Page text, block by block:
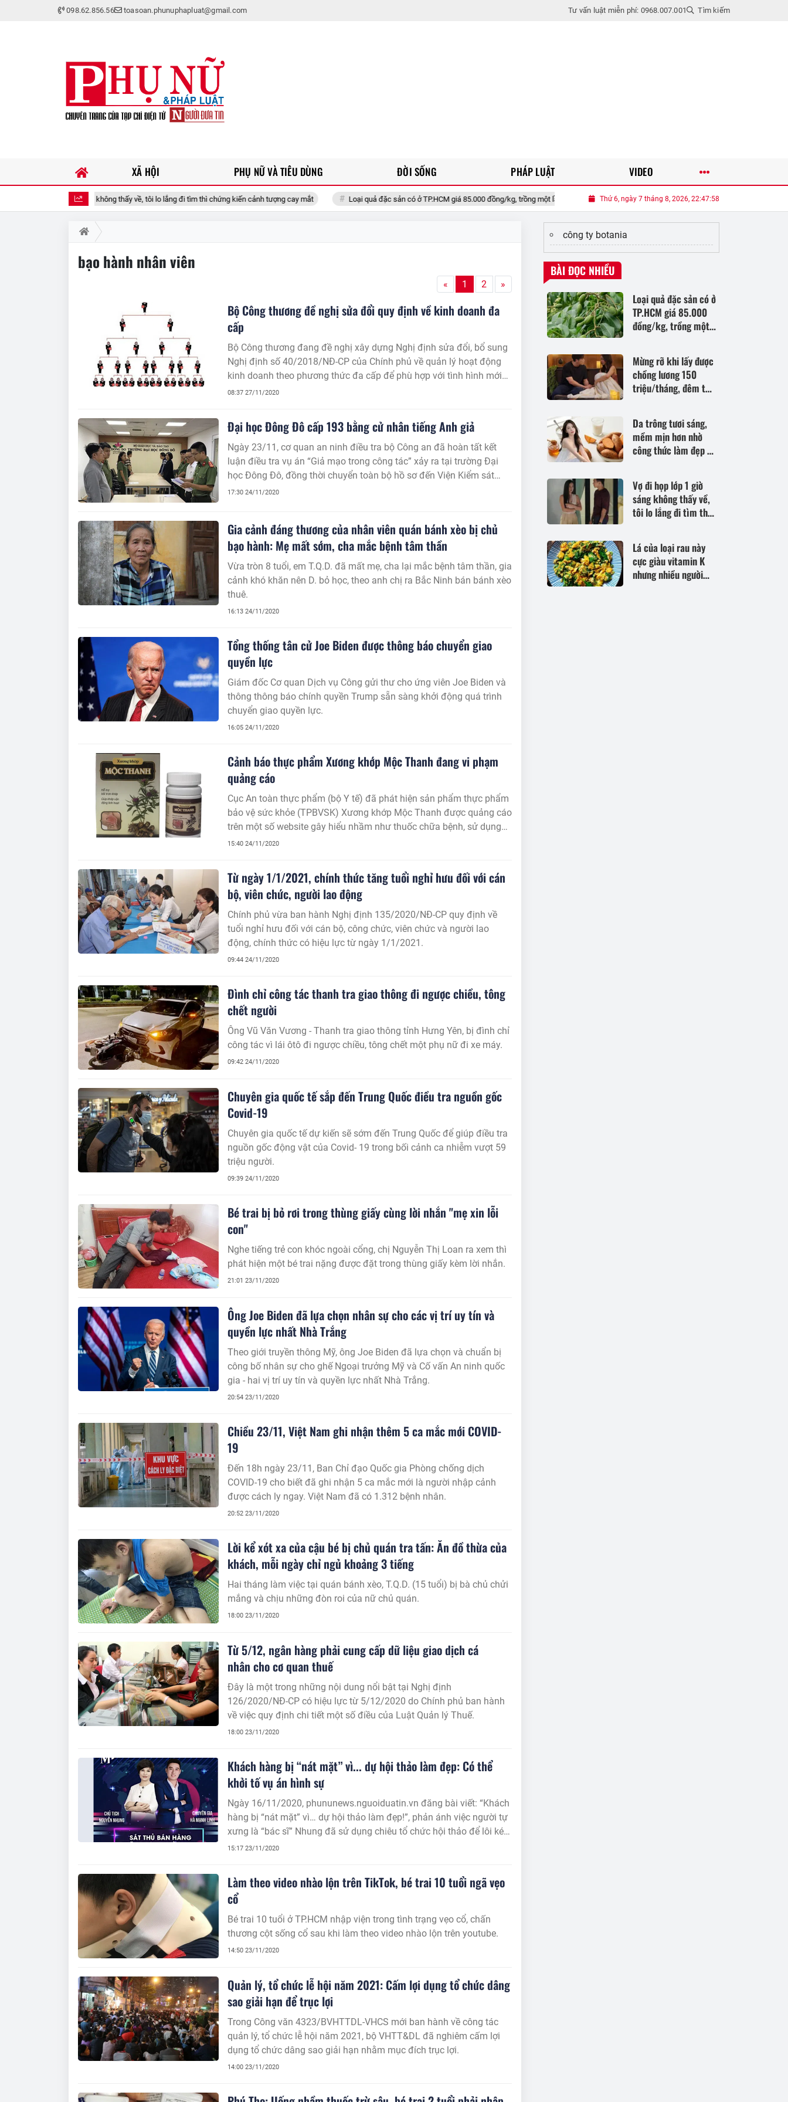
098.62.856.56 toasoan.phunuphapluat@gmail.com Tư vấn luật miễn phí: 0968.007.001 Tìm kiếm
1 giờ sáng không thấy về, tôi lo lắng đi tìm thì chứng kiến cảnh tượng cay mắt Loại quả đặc sản có ở TP.HCM giá 85.000 đồng/kg, trồng một lần ăn nhiều năm, vào chậu làm bonsai còn hút lộc Mừng rỡ khi lấy được
Thứ 6, ngày 7 tháng 8, 2026, 22:47:59
XÃ HỘI PHỤ NỮ VÀ TIÊU DÙNG ĐỜI SỐNG PHÁP LUẬT VIDEO
bạo hành nhân viên
« 1 2 »
Bộ Công thương đề nghị sửa đổi quy định về kinh doanh đa
cấp
Bộ Công thương đang đề nghị xây dựng Nghị định sửa đổi, bổ sung
Nghị định số 40/2018/NĐ-CP của Chính phủ về quản lý hoạt động
kinh doanh theo phương thức đa cấp để phù hợp với tình hình mới
hiện nay.
08:37 27/11/2020
Đại học Đông Đô cấp 193 bằng cử nhân tiếng Anh giả
Ngày 23/11, cơ quan an ninh điều tra bộ Công an đã hoàn tất kết
luận điều tra vụ án “Giả mạo trong công tác” xảy ra tại trường Đại
học Đông Đô, đồng thời chuyển toàn bộ hồ sơ đến Viện Kiểm sát
nhân dân tối cao đề nghị truy tố 10 bị can là cựu cán bộ trường Đại
17:30 24/11/2020
Gia cảnh đáng thương của nhân viên quán bánh xèo bị chủ
bạo hành: Mẹ mất sớm, cha mắc bệnh tâm thần
Vừa tròn 8 tuổi, em T.Q.D. đã mất mẹ, cha lại mắc bệnh tâm thần, gia
cảnh khó khăn nên D. bỏ học, theo anh chị ra Bắc Ninh bán bánh xèo
thuê.
16:13 24/11/2020
Tổng thống tân cử Joe Biden được thông báo chuyển giao
quyền lực
Giám đốc Cơ quan Dịch vụ Công gửi thư cho ứng viên Joe Biden và
thông thông báo chính quyền Trump sẵn sàng khởi động quá trình
chuyển giao quyền lực.
16:05 24/11/2020
Cảnh báo thực phẩm Xương khớp Mộc Thanh đang vi phạm
quảng cáo
Cục An toàn thực phẩm (bộ Y tế) đã phát hiện sản phẩm thực phẩm
bảo vệ sức khỏe (TPBVSK) Xương khớp Mộc Thanh được quảng cáo
trên một số website gây hiểu nhầm như thuốc chữa bệnh, sử dụng
trái phép hình ảnh của nhân viên y tế, lừa dối người tiêu dùng, vi
15:40 24/11/2020
Từ ngày 1/1/2021, chính thức tăng tuổi nghỉ hưu đối với cán
bộ, viên chức, người lao động
Chính phủ vừa ban hành Nghị định 135/2020/NĐ-CP quy định về
tuổi nghỉ hưu đối với cán bộ, công chức, viên chức và người lao
động, chính thức có hiệu lực từ ngày 1/1/2021.
09:44 24/11/2020
Đình chỉ công tác thanh tra giao thông đi ngược chiều, tông
chết người
Ông Vũ Văn Vương - Thanh tra giao thông tỉnh Hưng Yên, bị đình chỉ
công tác vì lái ôtô đi ngược chiều, tông chết một phụ nữ đi xe máy.
09:42 24/11/2020
Chuyên gia quốc tế sắp đến Trung Quốc điều tra nguồn gốc
Covid-19
Chuyên gia quốc tế dự kiến sẽ sớm đến Trung Quốc để giúp điều tra
nguồn gốc động vật của Covid- 19 trong bối cảnh ca nhiễm vượt 59
triệu người.
09:39 24/11/2020
Bé trai bị bỏ rơi trong thùng giấy cùng lời nhắn "mẹ xin lỗi
con"
Nghe tiếng trẻ con khóc ngoài cổng, chị Nguyễn Thị Loan ra xem thì
phát hiện một bé trai nặng được đặt trong thùng giấy kèm lời nhắn.
21:01 23/11/2020
Ông Joe Biden đã lựa chọn nhân sự cho các vị trí uy tín và
quyền lực nhất Nhà Trắng
Theo giới truyền thông Mỹ, ông Joe Biden đã lựa chọn và chuẩn bị
công bố nhân sự cho ghế Ngoại trưởng Mỹ và Cố vấn An ninh quốc
gia - hai vị trí uy tín và quyền lực nhất Nhà Trắng.
20:54 23/11/2020
Chiều 23/11, Việt Nam ghi nhận thêm 5 ca mắc mới COVID-
19
Đến 18h ngày 23/11, Ban Chỉ đạo Quốc gia Phòng chống dịch
COVID-19 cho biết đã ghi nhận 5 ca mắc mới là người nhập cảnh
được cách ly ngay. Việt Nam đã có 1.312 bệnh nhân.
20:52 23/11/2020
Lời kể xót xa của cậu bé bị chủ quán tra tấn: Ăn đồ thừa của
khách, mỗi ngày chỉ ngủ khoảng 3 tiếng
Hai tháng làm việc tại quán bánh xèo, T.Q.D. (15 tuổi) bị bà chủ chửi
mắng và chịu những đòn roi của nữ chủ quán.
18:00 23/11/2020
Từ 5/12, ngân hàng phải cung cấp dữ liệu giao dịch cá
nhân cho cơ quan thuế
Đây là một trong những nội dung nổi bật tại Nghị định
126/2020/NĐ-CP có hiệu lực từ 5/12/2020 do Chính phủ ban hành
về việc quy định chi tiết một số điều của Luật Quản lý Thuế.
18:00 23/11/2020
Khách hàng bị “nát mặt” vì... dự hội thảo làm đẹp: Có thể
khởi tố vụ án hình sự
Ngày 16/11/2020, phununews.nguoiduatin.vn đăng bài viết: “Khách
hàng bị “nát mặt” vì… dự hội thảo làm đẹp!”, phản ánh việc người tự
xưng là “bác sĩ” Nhung đã sử dụng chiêu tổ chức hội thảo để lôi kéo
người tham gia. Sau đó, bà Nhung trực tiếp “làm đẹp” cho khách
15:17 23/11/2020
Làm theo video nhào lộn trên TikTok, bé trai 10 tuổi ngã vẹo
cổ
Bé trai 10 tuổi ở TP.HCM nhập viện trong tình trạng vẹo cổ, chấn
thương cột sống cổ sau khi làm theo video nhào lộn trên youtube.
14:50 23/11/2020
Quản lý, tổ chức lễ hội năm 2021: Cấm lợi dụng tổ chức dâng
sao giải hạn để trục lợi
Trong Công văn 4323/BVHTTDL-VHCS mới ban hành về công tác
quản lý, tổ chức lễ hội năm 2021, bộ VHTT&DL đã nghiêm cấm lợi
dụng tổ chức dâng sao giải hạn nhằm mục đích trục lợi.
14:00 23/11/2020
công ty botania
BÀI ĐỌC NHIỀU
Loại quả đặc sản có ở
TP.HCM giá 85.000
đồng/kg, trồng một
vào chậu làm bonsai
còn hút lộc
Mừng rỡ khi lấy được
chồng lương 150
triệu/tháng, đêm tân
lấy nhầm người
Da trông tươi sáng,
mềm mịn hơn nhờ
công thức làm đẹp từ
thuộc trong gian bếp
Vợ đi họp lớp 1 giờ
sáng không thấy về,
tôi lo lắng đi tìm thì
tượng cay mắt
Lá của loại rau này
cực giàu vitamin K
nhưng nhiều người